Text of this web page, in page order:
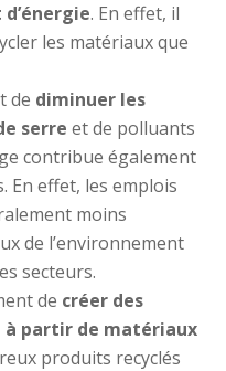
. En effet, il
les matériaux que
de diminuer les
serreet de polluants
contribue également
En effet, les emplois
moins
de l’environnement
secteurs.
de créer des
partir de matériaux
produits recyclés